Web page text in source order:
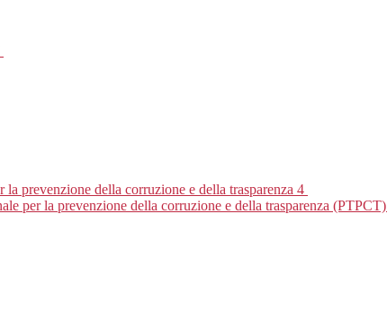
la prevenzione della corruzione e della trasparenza 4
per la prevenzione della corruzione e della trasparenza (PTPCT)